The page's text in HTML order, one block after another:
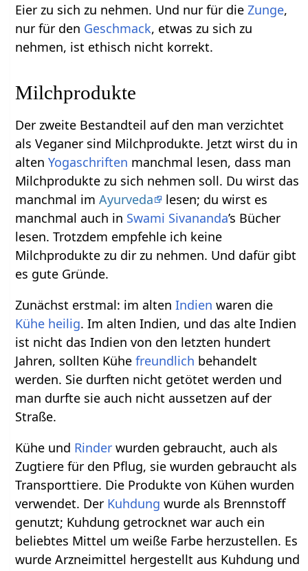
Eier zu sich zu nehmen. Und nur für dieZunge,
nur für den Geschmack, etwas zu sich zu
nehmen, ist ethisch nicht korrekt.
Milchprodukte
Der zweite Bestandteil auf den man verzichtet
als Veganer sind Milchprodukte. Jetzt wirst du in
altenYogaschriften manchmal lesen, dass man
Milchprodukte zu sich nehmen soll. Du wirst das
manchmal imAyurveda
lesen; du wirst es
manchmal auch in Swami Sivananda’s Bücher
lesen. Trotzdem empfehle ich keine
Milchprodukte zu dir zu nehmen. Und dafür gibt
es gute Gründe.
Zunächst erstmal: im altenIndien waren die
Kühe heilig. Im alten Indien, und das alte Indien
ist nicht das Indien von den letzten hundert
Jahren, sollten Kühefreundlich behandelt
werden. Sie durften nicht getötet werden und
man durfte sie auch nicht aussetzen auf der
Straße.
Kühe und Rinder wurden gebraucht, auch als
Zugtiere für den Pflug, sie wurden gebraucht als
Transporttiere. Die Produkte von Kühen wurden
verwendet. Der Kuhdung wurde als Brennstoff
genutzt; Kuhdung getrocknet war auch ein
beliebtes Mittel um weiße Farbe herzustellen. Es
wurde Arzneimittel hergestellt aus Kuhdung und